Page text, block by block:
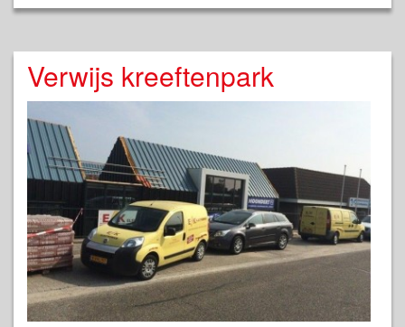
Verwijs kreeftenpark